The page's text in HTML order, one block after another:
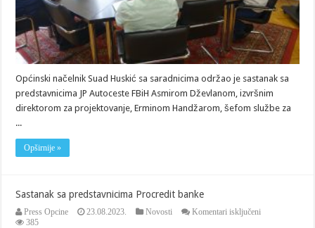
Općinski načelnik Suad Huskić sa saradnicima održao je sastanak sa
predstavnicima JP Autoceste FBiH Asmirom Dževlanom, izvršnim
direktorom za projektovanje, Erminom Handžarom, šefom službe za
...
Opširnije »
Sastanak sa predstavnicima Procredit banke
Press Opcine 23.08.2023. Novosti Komentari isključeni
385